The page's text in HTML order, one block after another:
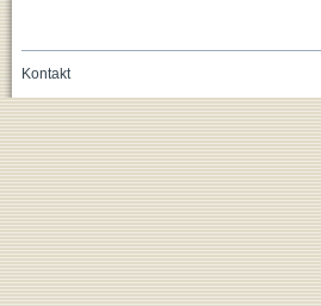
Kontakt